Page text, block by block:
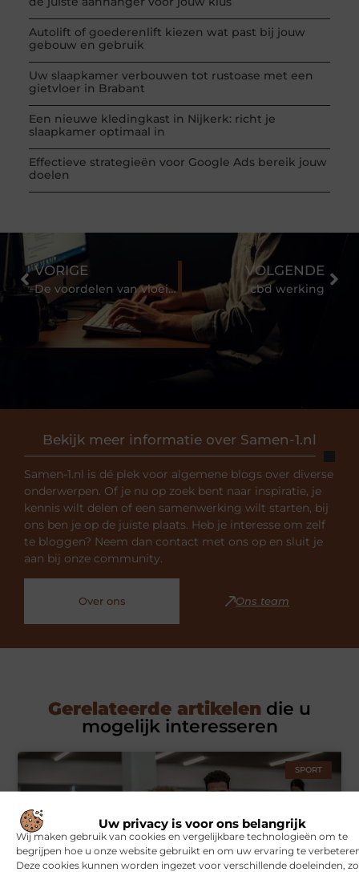
Uw privacy is voor ons belangrijk
Wij maken gebruik van cookies en vergelijkbare technologieën om te
begrijpen hoe u onze website gebruikt en om uw ervaring te
Deze cookies kunnen worden ingezet voor verschillende doeleinden,
Autolift of goederenlift kiezen wat past bij jouw
gebouw en gebruik
Uw slaapkamer verbouwen tot rustoase met een
gietvloer in Brabant
Een nieuwe kledingkast in Nijkerk: richt je
slaapkamer optimaal in
Effectieve strategieën voor Google Ads bereik jouw
doelen
Bekijk meer informatie over Samen-1.nl
Samen-1.nl is dé plek voor algemene blogs over diverse
onderwerpen. Of je nu op zoek bent naar inspiratie, je
kennis wilt delen of een samenwerking wilt starten, bij
ons ben je op de juiste plaats. Heb je interesse om zelf
te bloggen? Neem dan contact met ons op en sluit je
aan bij onze community.
Over ons Ons team
VORIGE
De voordelen van vloeiend gebarentaal leren
VOLGENDE
cbd werking
Gerelateerde artikelen die u
mogelijk interesseren
SPORT